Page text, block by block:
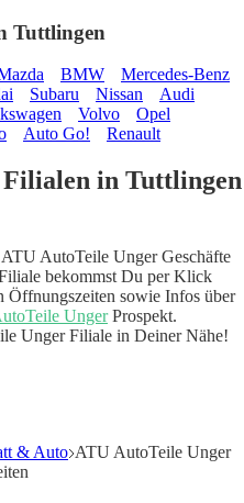
Tuttlingen
BMW
Mercedes-Benz
Subaru Nissan
Audi
Volvo
Opel
Auto Go! Renault
in Tuttlingen
AutoTeile Unger Geschäfte
bekommst Du per Klick
Öffnungszeiten sowie Infos über
UngerProspekt.
Unger Filiale in Deiner Nähe!
& Auto ATU AutoTeile Unger